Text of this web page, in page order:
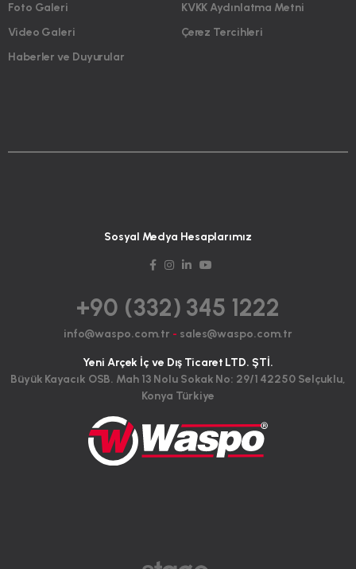
Foto Galeri
Video Galeri
Haberler ve Duyurular
KVKK Aydınlatma Metni
Çerez Tercihleri
Sosyal Medya Hesaplarımız
+90 (332) 345 1222
info@waspo.com.tr - sales@waspo.com.tr
Yeni Arçek İç ve Dış Ticaret LTD. ŞTİ.
Büyük Kayacık OSB. Mah 13 Nolu Sokak No: 29/1 42250 Selçuklu,
Konya Türkiye